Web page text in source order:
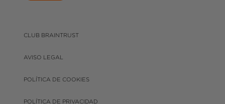
CLUB BRAINTRUST
AVISO LEGAL
POLÍTICA DE COOKIES
POLÍTICA DE PRIVACIDAD